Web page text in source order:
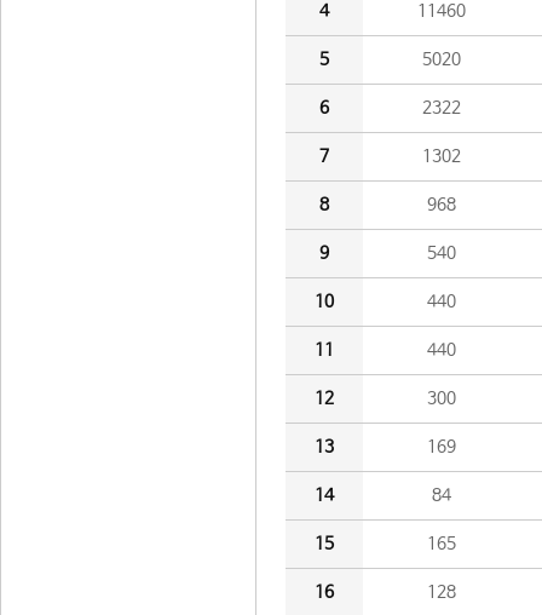
4 11460
5 5020
6 2322
7 1302
8 968
9 540
10 440
11 440
12 300
13 169
14 84
15 165
16 128